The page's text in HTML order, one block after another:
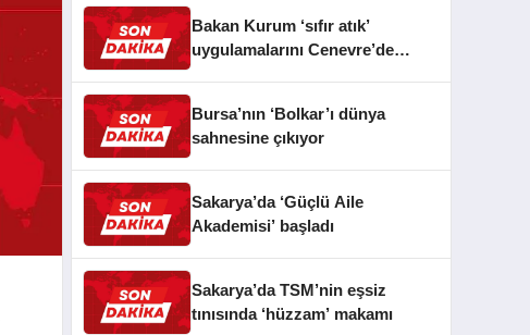
Bakan Kurum ‘sıfır atık’
uygulamalarını Cenevre’de
Bursa’nın ‘Bolkar’ı dünya
sahnesine çıkıyor
Sakarya’da ‘Güçlü Aile
Akademisi’ başladı
Sakarya’da TSM’nin eşsiz
tınısında ‘hüzzam’ makamı